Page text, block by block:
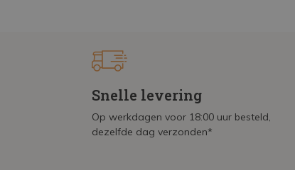
Snelle levering
Op werkdagen voor 18:00 uur besteld,
dezelfde dag verzonden*